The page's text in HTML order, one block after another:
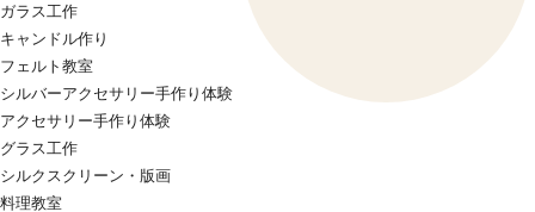
ガラス工作
キャンドル作り
フェルト教室
シルバーアクセサリー手作り体験
アクセサリー手作り体験
グラス工作
シルクスクリーン・版画
料理教室